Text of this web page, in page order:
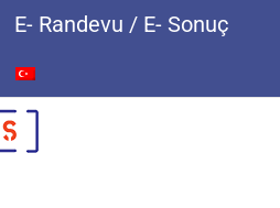
E- Randevu / E- Sonuç